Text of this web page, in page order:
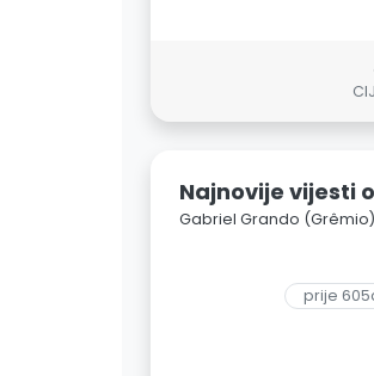
Najnovije vijesti
Gabriel Grando
prije